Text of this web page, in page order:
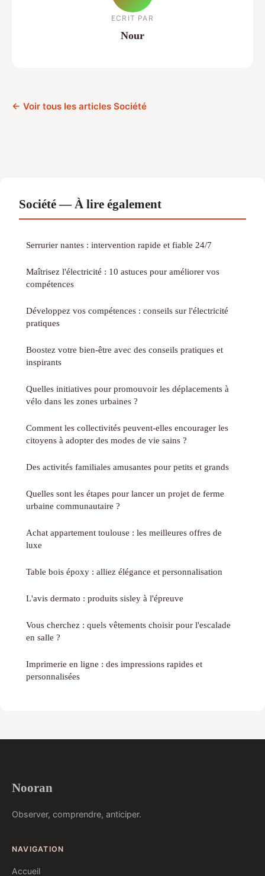
ECRIT PAR
Nour
← Voir tous les articles Société
Société — À lire également
Serrurier nantes : intervention rapide et fiable 24/7
Maîtrisez l'électricité : 10 astuces pour améliorer vos
compétences
Développez vos compétences : conseils sur l'électricité
pratiques
Boostez votre bien-être avec des conseils pratiques et
inspirants
Quelles initiatives pour promouvoir les déplacements à
vélo dans les zones urbaines ?
Comment les collectivités peuvent-elles encourager les
citoyens à adopter des modes de vie sains ?
Des activités familiales amusantes pour petits et grands
Quelles sont les étapes pour lancer un projet de ferme
urbaine communautaire ?
Achat appartement toulouse : les meilleures offres de
luxe
Table bois époxy : alliez élégance et personnalisation
L'avis dermato : produits sisley à l'épreuve
Vous cherchez : quels vêtements choisir pour l'escalade
en salle ?
Imprimerie en ligne : des impressions rapides et
personnalisées
Nooran
Observer, comprendre, anticiper.
NAVIGATION
Accueil